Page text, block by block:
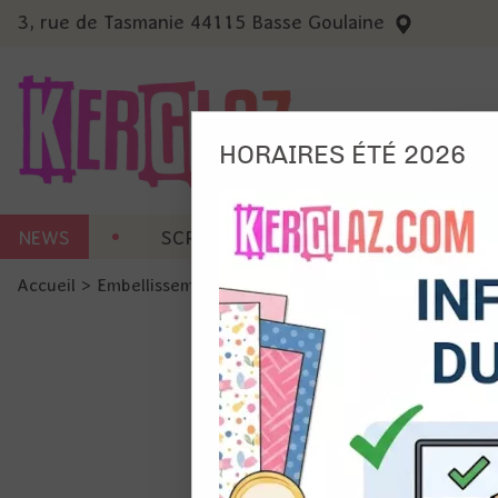
3, rue de Tasmanie 44115 Basse Goulaine
NEWS SCRAP CARTERIE MACHINES
Accueil > Embellissement > Assortiment
Ils
et du
précises
Si vous
de la
HORAIRES ÉTÉ 2026